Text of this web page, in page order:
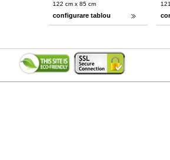
122 cm x 85 cm
configurare tablou